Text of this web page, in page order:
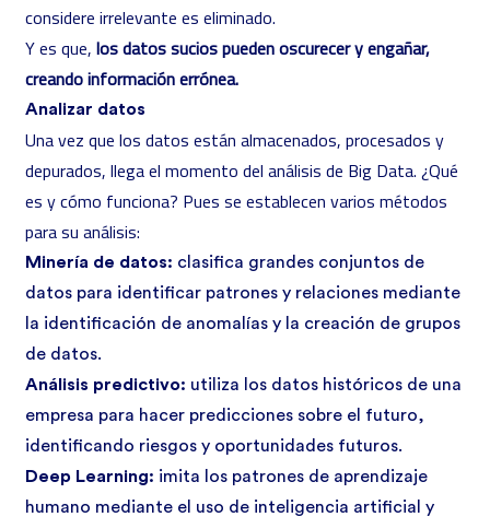
considere irrelevante es eliminado.
Y es que, los datos sucios pueden oscurecer y engañar,
creando información errónea.
Analizar datos
Una vez que los datos están almacenados, procesados y
depurados, llega el momento del análisis de Big Data. ¿Qué
es y cómo funciona? Pues se establecen varios métodos
para su análisis:
Minería de datos: clasifica grandes conjuntos de
datos para identificar patrones y relaciones mediante
la identificación de anomalías y la creación de grupos
de datos.
Análisis predictivo: utiliza los datos históricos de una
empresa para hacer predicciones sobre el futuro,
identificando riesgos y oportunidades futuros.
Deep Learning: imita los patrones de aprendizaje
humano mediante el uso de inteligencia artificial y